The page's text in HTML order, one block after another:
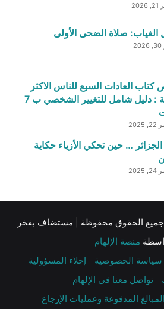
الغياب: صلاة الضحى الأولى
العادات السبع للناس الاكثر
فعالية : دليل شامل للتغيير الشخصي ب 7
… حين تحكي الأزياء حكاية
النشر 2026، جميع الحقوق محفوظة | مستضاف بفخر
منصة الإلهام
سياسة الخصوصية
إخلاء المسؤولية
تواصل معنا في الإلهام
المدفوعة وعمليات الإرجاع